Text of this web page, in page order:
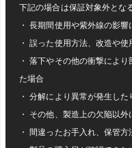
下記の場合は保証対象外とな
・ 長期間使用や紫外線の影
・ 誤った使用方法、改造や
・ 落下やその他の衝撃によ
た場合
・ 分解により異常が発生し
・ その他、製造上の欠陥以
・ 間違ったお手入れ、保管方